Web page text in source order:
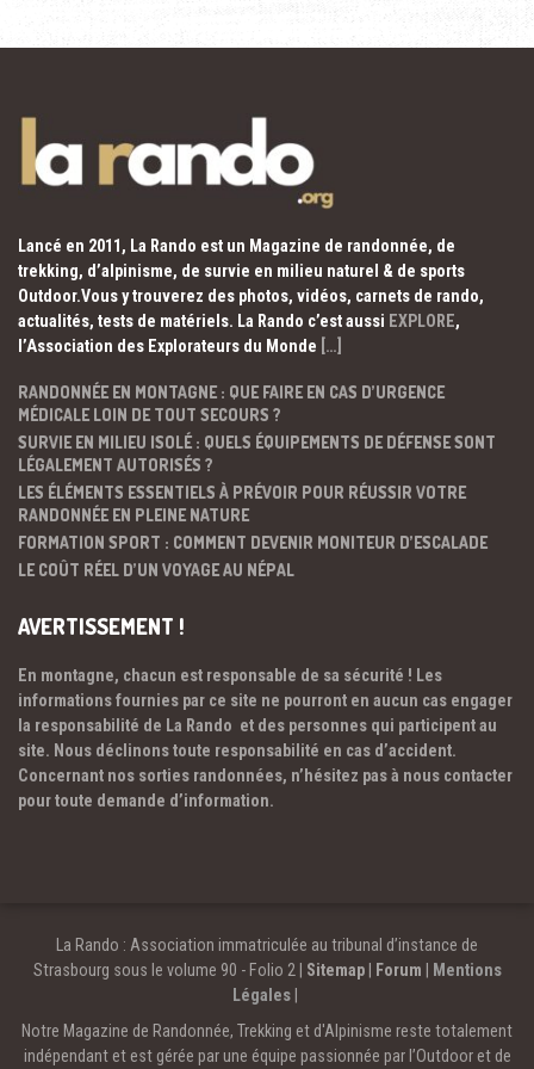
Lancé en 2011, La Rando est un Magazine de randonnée, de
trekking, d’alpinisme, de survie en milieu naturel & de sports
Outdoor.Vous y trouverez des photos, vidéos, carnets de rando,
actualités, tests de matériels. La Rando c’est aussi EXPLORE,
l’Association des Explorateurs du Monde […]
RANDONNÉE EN MONTAGNE : QUE FAIRE EN CAS D’URGENCE
MÉDICALE LOIN DE TOUT SECOURS ?
SURVIE EN MILIEU ISOLÉ : QUELS ÉQUIPEMENTS DE DÉFENSE SONT
LÉGALEMENT AUTORISÉS ?
LES ÉLÉMENTS ESSENTIELS À PRÉVOIR POUR RÉUSSIR VOTRE
RANDONNÉE EN PLEINE NATURE
FORMATION SPORT : COMMENT DEVENIR MONITEUR D’ESCALADE
LE COÛT RÉEL D’UN VOYAGE AU NÉPAL
AVERTISSEMENT !
En montagne, chacun est responsable de sa sécurité ! Les
informations fournies par ce site ne pourront en aucun cas engager
la responsabilité de La Rando et des personnes qui participent au
site. Nous déclinons toute responsabilité en cas d’accident.
Concernant nos sorties randonnées, n’hésitez pas à nous contacter
pour toute demande d’information.
La Rando : Association immatriculée au tribunal d’instance de
Strasbourg sous le volume 90 - Folio 2 | Sitemap| Forum
Mentions
Légales
Notre Magazine de Randonnée, Trekking et d'Alpinisme reste totalement
indépendant et est gérée par une équipe passionnée par l’Outdoor et de